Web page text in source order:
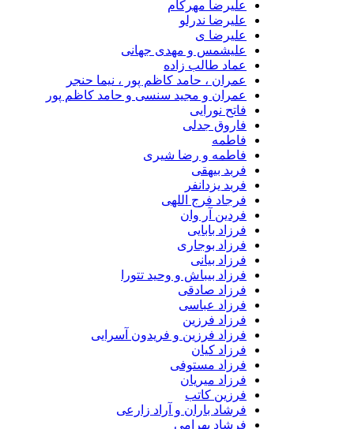
علیرضا مهرکام
علیرضا ندرلو
علیرضا ی
علیشمس و مهدی جهانی
عماد طالب زاده
عمران ، حامد کاظم پور ، نیما حنجر
عمران و مجید سنسی و حامد کاظم پور
فاتح نورایی
فاروق جدلی
فاطمه
فاطمه و رضا شیری
فربد بیهقی
فربد یزدانفر
فرجاد فرج اللهی
فردین آر وان
فرزاد بابایی
فرزاد بوجاری
فرزاد بیانی
فرزاد بیباش و وحید تتورا
فرزاد صادقی
فرزاد عباسی
فرزاد فرزین
فرزاد فرزین و فریدون آسرایی
فرزاد کیان
فرزاد مستوفی
فرزاد میریان
فرزین کاتب
فرشاد باران و آراد زارعی
فرشاد بهرامی